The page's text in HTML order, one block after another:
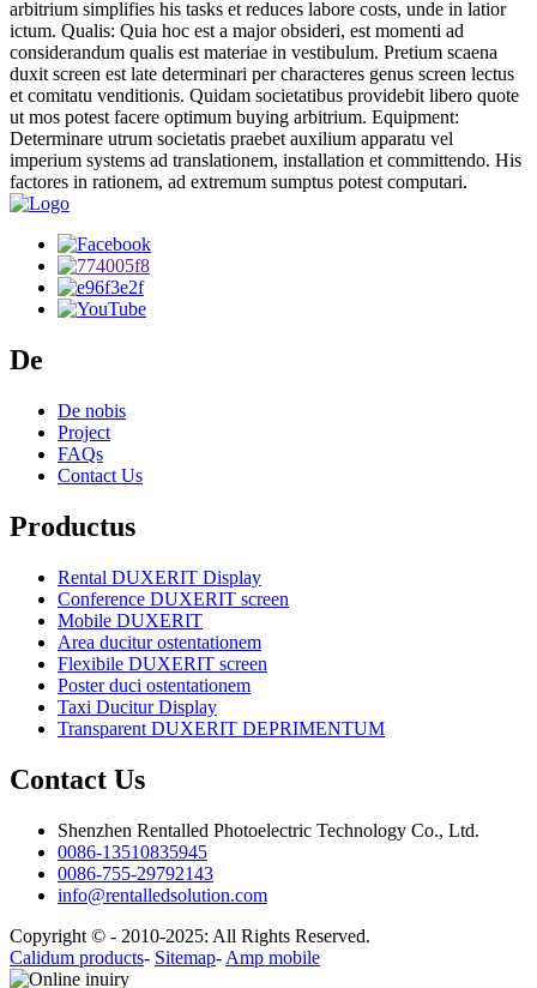
arbitrium simplifies his tasks et reduces labore costs, unde in latior
ictum. Qualis: Quia hoc est a major obsideri, est momenti ad
considerandum qualis est materiae in vestibulum. Pretium scaena
duxit screen est late determinari per characteres genus screen lectus
et comitatu venditionis. Quidam societatibus providebit libero quote
ut mos potest facere optimum buying arbitrium. Equipment:
Determinare utrum societatis praebet auxilium apparatu vel
imperium systems ad translationem, installation et committendo. His
factores in rationem, ad extremum sumptus potest computari.
De
De nobis
Project
FAQs
Contact Us
Productus
Rental DUXERIT Display
Conference DUXERIT screen
Mobile DUXERIT
Area ducitur ostentationem
Flexibile DUXERIT screen
Poster duci ostentationem
Taxi Ducitur Display
Transparent DUXERIT DEPRIMENTUM
Contact Us
Shenzhen Rentalled Photoelectric Technology Co., Ltd.
0086-13510835945
0086-755-29792143
info@rentalledsolution.com
Copyright © - 2010-2025: All Rights Reserved.
Calidum products- Sitemap- Amp mobile